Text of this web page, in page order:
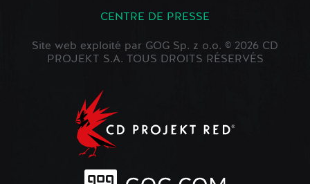
CENTRE DE PRESSE
Site web exploité par GOG Sp. z o.o. © 2026 CD
PROJEKT S.A. TOUS DROITS RÉSERVÉS